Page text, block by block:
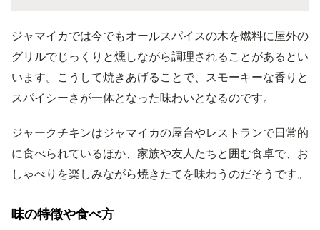
ジャマイカでは今でもオールスパイスの木を燃料に屋外の
グリルでじっくりと燻しながら調理されることがあるとい
います。こうして焼きあげることで、スモーキーな香りと
スパイシーさが一体となった味わいとなるのです。
ジャークチキンはジャマイカの屋台やレストランで日常的
に食べられているほか、家族や友人たちと囲む食卓で、お
しゃべりを楽しみながら焼きたてを味わうのだそうです。
味の特徴や食べ方